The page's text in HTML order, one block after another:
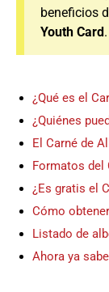
beneficios
Youth Card.
¿Qué es el
¿Quiénes
El Carné de
Formatos del
¿Es gratis el
Cómo
Listado de
Ahora ya